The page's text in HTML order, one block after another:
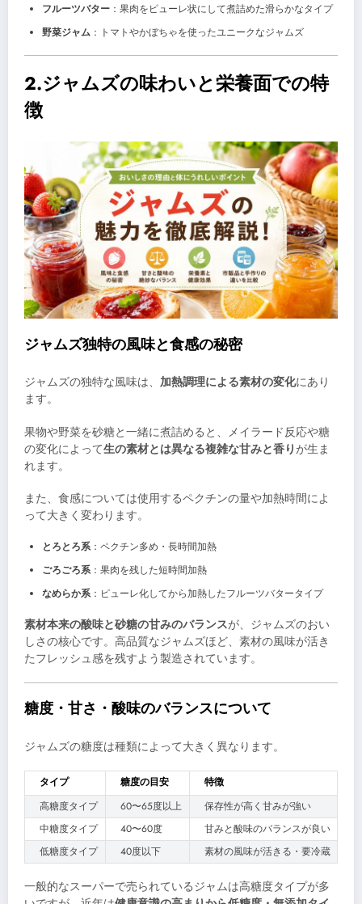
フルーツバター ：果肉をピューレ状にして煮詰めた滑らかなタイプ
野菜ジャム ：トマトやかぼちゃを使ったユニークなジャムズ
2.ジャムズの味わいと栄養面での特
徴
ジャムズ独特の風味と食感の秘密
ジャムズの独特な風味は、 加熱調理による素材の変化にあり
ます。
果物や野菜を砂糖と一緒に煮詰めると、メイラード反応や糖
の変化によって生の素材とは異なる複雑な甘みと香り が生ま
れます。
また、食感については使用するペクチンの量や加熱時間によ
って大きく変わります。
とろとろ系：ペクチン多め・長時間加熱
ごろごろ系：果肉を残した短時間加熱
なめらか系：ピューレ化してから加熱したフルーツバタータイプ
素材本来の酸味と砂糖の甘みのバランスが、ジャムズのおい
しさの核心です。高品質なジャムズほど、素材の風味が活き
たフレッシュ感を残すよう製造されています。
糖度・甘さ・酸味のバランスについて
ジャムズの糖度は種類によって大きく異なります。
タイプ 糖度の目安
特徴
高糖度タイプ
60〜65度以上
保存性が高く甘みが強い
中糖度タイプ
40〜60度
甘みと酸味のバランスが良い
低糖度タイプ
40度以下 素材の風味が活きる・要冷蔵
一般的なスーパーで売られているジャムは高糖度タイプが多